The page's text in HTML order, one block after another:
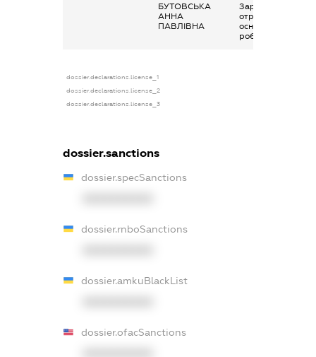
БУТОВСЬКА
АННА
ПАВЛІВНА
Заробітна плата
отримана за
основним місцем
роботи
dossier.declarations.license_1
dossier.declarations.license_2
dossier.declarations.license_3
dossier.sanctions
dossier.specSanctions
dossier.rnboSanctions
dossier.amkuBlackList
dossier.ofacSanctions